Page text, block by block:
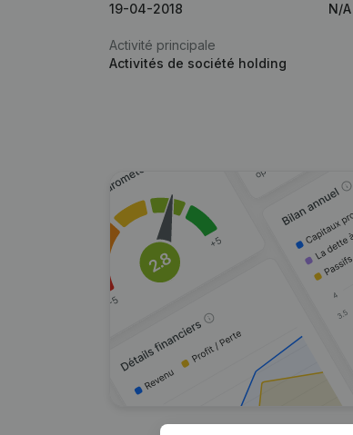
19-04-2018
N/A
Activité principale
Activités de société holding